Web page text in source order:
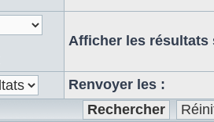
Afficher les résultats
Renvoyer les :